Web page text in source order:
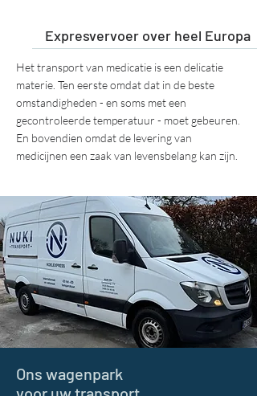
Expresvervoer over heel Europa
Het transport van medicatie is een delicatie
materie. Ten eerste omdat dat in de beste
omstandigheden - en soms met een
gecontroleerde temperatuur - moet gebeuren.
En bovendien omdat de levering van
medicijnen een zaak van levensbelang kan zijn.
Ons wagenpark